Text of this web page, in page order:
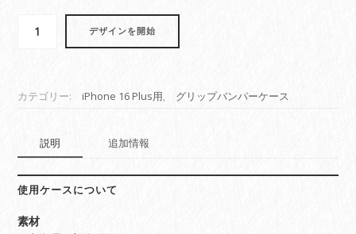
Plus
ッ
ン
パ
ー
ー
デザインを開始
カテゴリー: iPhone 16 Plus用, グリップバンパーケース
説明 追加情報
使用ケースについて
素材